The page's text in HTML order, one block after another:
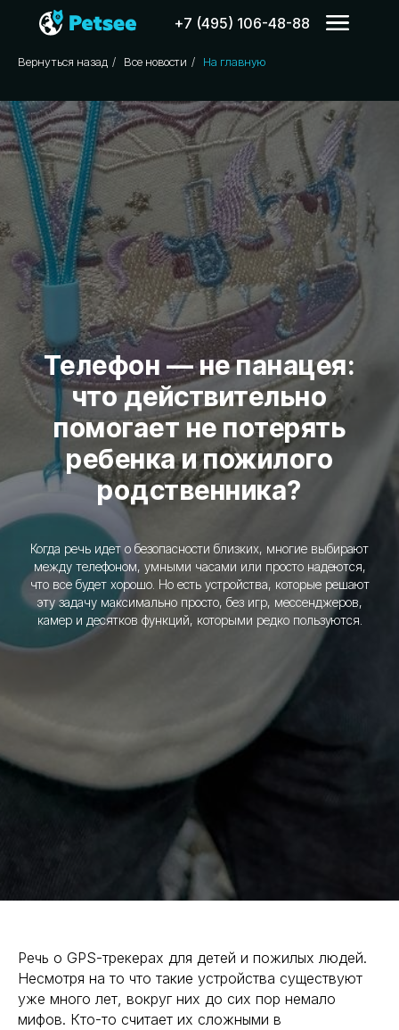
+7 (495) 106-48-88
Купить трекер
Вернуться назад / Все новости / На главную
Телефон — не панацея:
что действительно
помогает не потерять
ребенка и пожилого
родственника?
Когда речь идет о безопасности близких, многие выбирают
между телефоном, умными часами или просто надеются,
что все будет хорошо. Но есть устройства, которые решают
эту задачу максимально просто, без игр, мессенджеров,
камер и десятков функций, которыми редко пользуются.
Речь о GPS-трекерах для детей и пожилых людей.
Несмотря на то что такие устройства существуют
уже много лет, вокруг них до сих пор немало
мифов. Кто-то считает их сложными в